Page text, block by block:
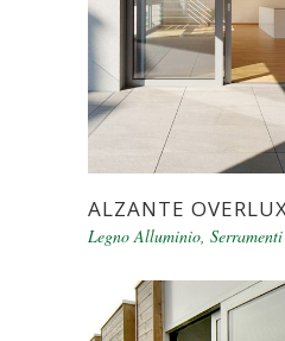
ALZANTE
Legno Alluminio, Serramenti